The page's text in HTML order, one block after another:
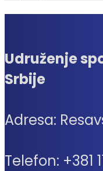
Udruženje
Srbije
Adresa:
Telefon: +381